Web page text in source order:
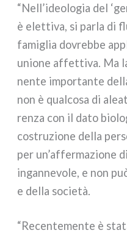
“Nell’ideologia del
è elet­ti­va, si par­la di
fami­glia dovreb­be
unio­ne affet­ti­va. Ma
nen­te impor­tan­te
non è qual­co­sa di
ren­za con il dato
costru­zio­ne del­la
per un’affermazione
ingan­ne­vo­le, e non
e del­la socie­tà.
“Recentemente è